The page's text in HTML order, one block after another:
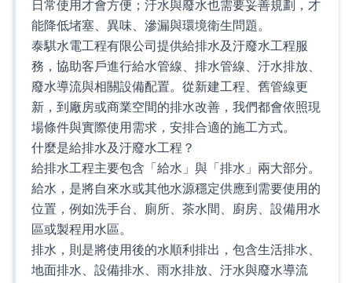
日常使用才會方便；汙水與廢水也需要妥善規劃，才
能降低堵塞、異味、滲漏與環境衛生問題。
泰騏水電工程有限公司提供給排水及汙廢水工程服
務，協助客戶進行給水管線、排水管線、汙水排放、
廢水導流與相關設備配置。從新建工程、舊管線更
新，到廠房或商業空間的排水改善，我們都會依照現
場條件與實際使用需求，安排合適的施工方式。
什麼是給排水及汙廢水工程？
給排水工程主要包含「給水」與「排水」兩大部分。
給水，是將自來水或其他水源穩定供應到需要使用的
位置，例如洗手台、廁所、茶水間、廚房、設備用水
區或製程用水區。
排水，則是將使用後的水順利排出，包含生活排水、
地面排水、設備排水、雨水排放、汙水與廢水導流